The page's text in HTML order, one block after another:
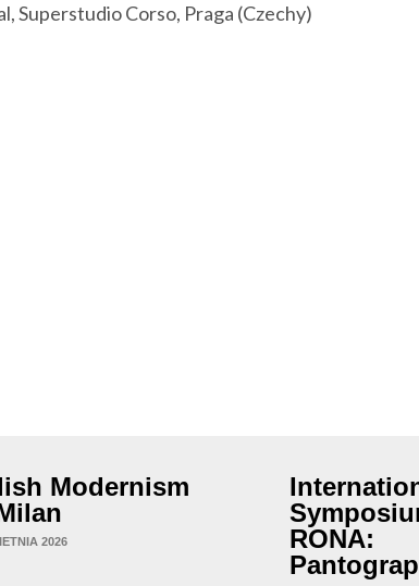
Superstudio Corso, Praga (Czechy)
Modernism
2026
RONA: